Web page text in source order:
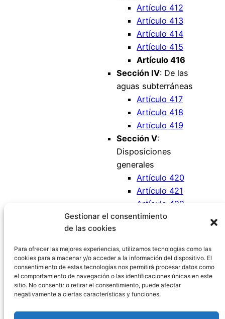
Gestionar el consentimiento
de las cookies
Para ofrecer las mejores experiencias, utilizamos tecnologías como las
cookies para almacenar y/o acceder a la información del dispositivo. El
consentimiento de estas tecnologías nos permitirá procesar datos como
el comportamiento de navegación o las identificaciones únicas en este
sitio. No consentir o retirar el consentimiento, puede afectar
negativamente a ciertas características y funciones.
Artículo 412
Artículo 413
Artículo 414
Artículo 415
Artículo 416
Sección IV: De las
aguas subterráneas
Artículo 417
Artículo 418
Artículo 419
Sección V:
Disposiciones
generales
Artículo 420
Artículo 421
Artículo 422
Artículo 423